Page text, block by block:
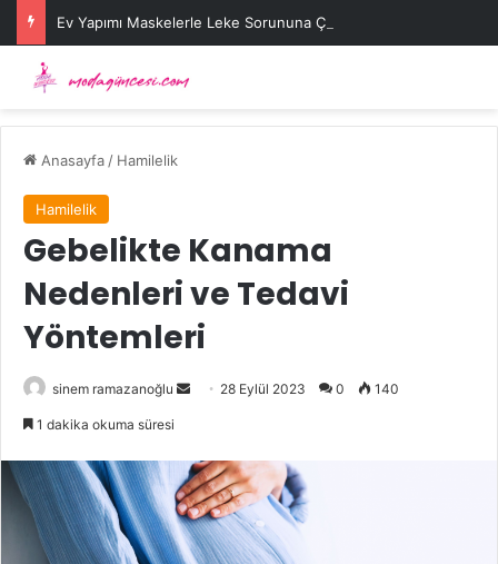
Ev Yapımı Maskelerle Leke Sorununa Çözüm Önerileri
Anasayfa / Hamilelik
Hamilelik
Gebelikte Kanama
Nedenleri ve Tedavi
Yöntemleri
sinem ramazanoğlu
Bir
göndermek
28 Eylül 2023 0 140
1 dakika okuma süresi